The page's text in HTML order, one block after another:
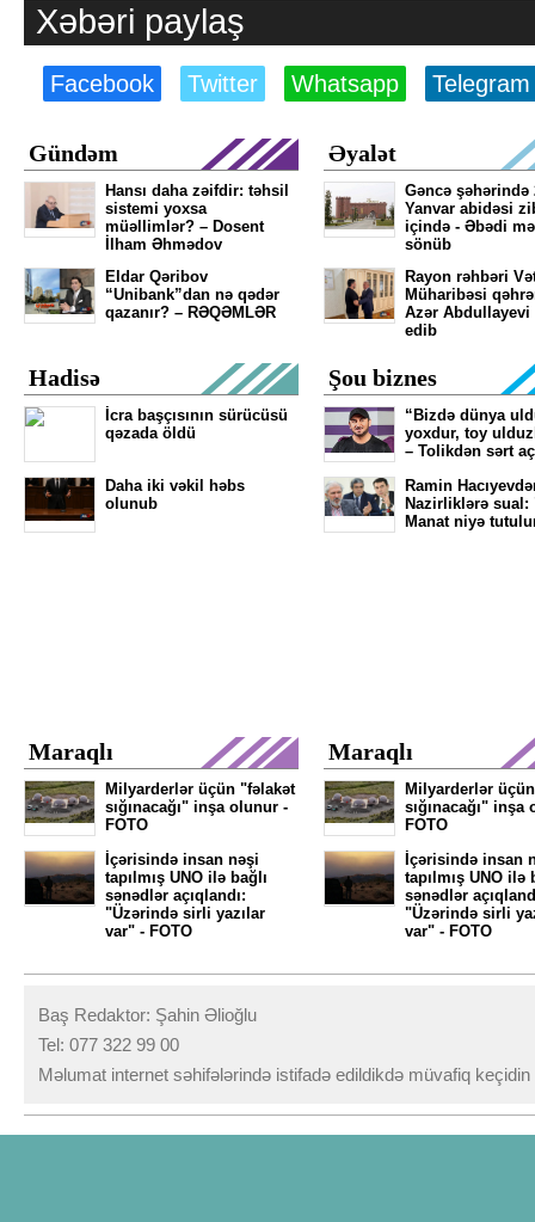
Xəbəri paylaş
Facebook Twitter Whatsapp Telegram
Gündəm
Hansı daha zəifdir: təhsil
sistemi yoxsa
müəllimlər? – Dosent
İlham Əhmədov
Eldar Qəribov
“Unibank”dan nə qədər
qazanır? – RƏQƏMLƏR
Əyalət
Gəncə şəhərində
Yanvar abidəsi
içində - Əbədi
sönüb
Rayon rəhbəri
Müharibəsi
Azər Abdullayevi
edib
Hadisə
İcra başçısının sürücüsü
qəzada öldü
Daha iki vəkil həbs
olunub
Şou biznes
“Bizdə dünya
yoxdur, toy
– Tolikdən sərt
Ramin
Nazirliklərə sual:
Manat niyə
Maraqlı
Milyarderlər üçün "fəlakət
sığınacağı" inşa olunur -
FOTO
İçərisində insan nəşi
tapılmış UNO ilə bağlı
sənədlər açıqlandı:
"Üzərində sirli yazılar
var" - FOTO
Maraqlı
Milyarderlər
sığınacağı" inşa
FOTO
İçərisində insan
tapılmış UNO ilə
sənədlər
"Üzərində sirli
var" - FOTO
Baş Redaktor: Şahin Əlioğlu
Tel: 077 322 99 00
Məlumat internet səhifələrində istifadə edildikdə müvafiq keçidin